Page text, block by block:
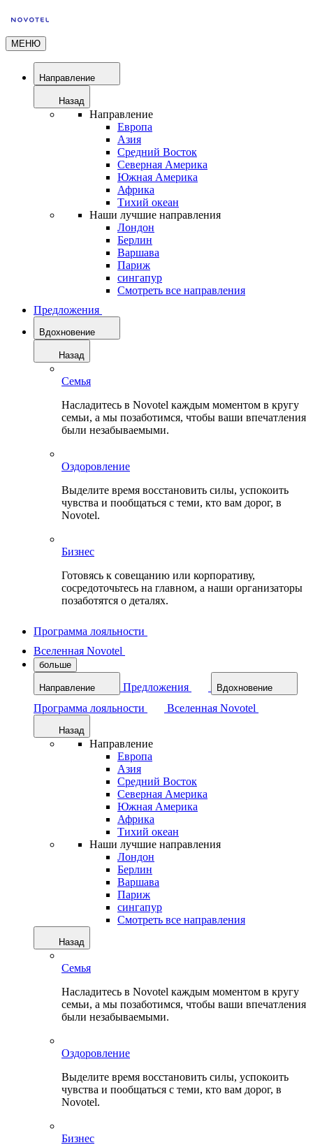
МЕНЮ
Направление
Назад
Направление
Европа
Азия
Средний Восток
Северная Америка
Южная Америка
Африка
Тихий океан
Наши лучшие направления
Лондон
Берлин
Варшава
Париж
сингапур
Смотреть все направления
Предложения
Вдохновение
Назад
Семья
Насладитесь в Novotel каждым моментом в кругу
семьи, а мы позаботимся, чтобы ваши впечатления
были незабываемыми.
Оздоровление
Выделите время восстановить силы, успокоить
чувства и пообщаться с теми, кто вам дорог, в
Novotel.
Бизнес
Готовясь к совещанию или корпоративу,
сосредоточьтесь на главном, а наши организаторы
позаботятся о деталях.
Программа лояльности
Вселенная Novotel
больше
Направление Предложения Вдохновение
Программа лояльности Вселенная Novotel
Назад
Направление
Европа
Азия
Средний Восток
Северная Америка
Южная Америка
Африка
Тихий океан
Наши лучшие направления
Лондон
Берлин
Варшава
Париж
сингапур
Смотреть все направления
Назад
Семья
Насладитесь в Novotel каждым моментом в кругу
семьи, а мы позаботимся, чтобы ваши впечатления
были незабываемыми.
Оздоровление
Выделите время восстановить силы, успокоить
чувства и пообщаться с теми, кто вам дорог, в
Novotel.
Бизнес